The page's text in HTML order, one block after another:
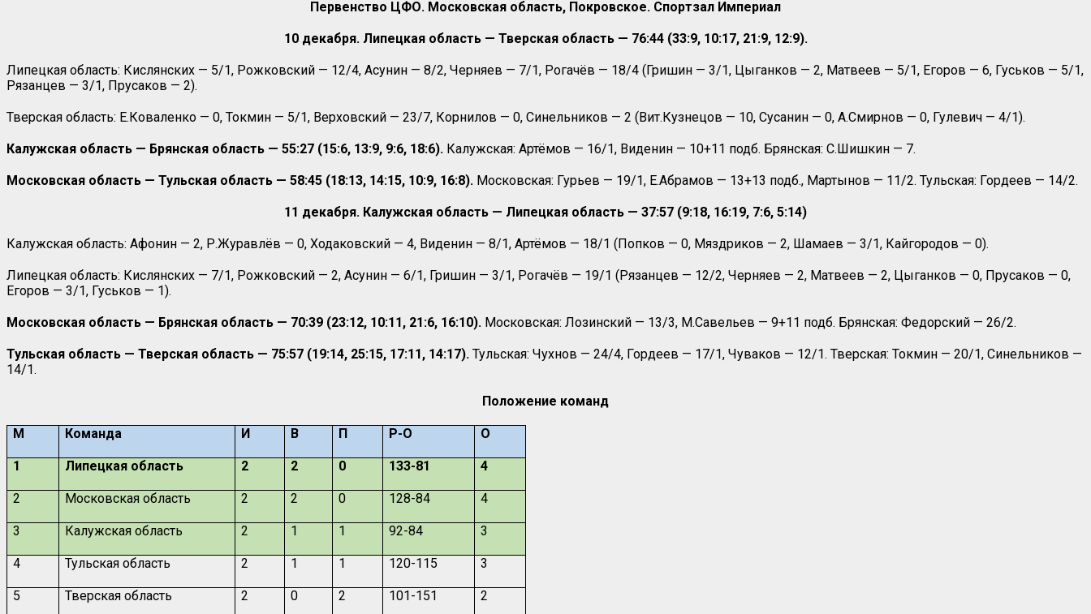
Первенство ЦФО. Московская область, Покровское. Спортзал Империал
10 декабря. Липецкая область — Тверская область — 76:44 (33:9, 10:17, 21:9, 12:9).
Липецкая область: Кислянских — 5/1, Рожковский — 12/4, Асунин — 8/2, Черняев — 7/1, Рогачёв — 18/4 (Гришин — 3/1, Цыганков — 2, Матвеев — 5/1, Егоров — 6, Гуськов — 5/1,
Рязанцев — 3/1, Прусаков — 2).
Тверская область: Е.Коваленко — 0, Токмин — 5/1, Верховский — 23/7, Корнилов — 0, Синельников — 2 (Вит.Кузнецов — 10, Сусанин — 0, А.Смирнов — 0, Гулевич — 4/1).
Калужская область — Брянская область — 55:27 (15:6, 13:9, 9:6, 18:6). Калужская: Артёмов — 16/1, Виденин — 10+11 подб. Брянская: С.Шишкин — 7.
Московская область — Тульская область — 58:45 (18:13, 14:15, 10:9, 16:8). Московская: Гурьев — 19/1, Е.Абрамов — 13+13 подб., Мартынов — 11/2. Тульская: Гордеев — 14/2.
11 декабря. Калужская область — Липецкая область — 37:57 (9:18, 16:19, 7:6, 5:14)
Калужская область: Афонин — 2, Р.Журавлёв — 0, Ходаковский — 4, Виденин — 8/1, Артёмов — 18/1 (Попков — 0, Мяздриков — 2, Шамаев — 3/1, Кайгородов — 0).
Липецкая область: Кислянских — 7/1, Рожковский — 2, Асунин — 6/1, Гришин — 3/1, Рогачёв — 19/1 (Рязанцев — 12/2, Черняев — 2, Матвеев — 2, Цыганков — 0, Прусаков — 0,
Егоров — 3/1, Гуськов — 1).
Московская область — Брянская область — 70:39 (23:12, 10:11, 21:6, 16:10). Московская: Лозинский — 13/3, М.Савельев — 9+11 подб. Брянская: Федорский — 26/2.
Тульская область — Тверская область — 75:57 (19:14, 25:15, 17:11, 14:17). Тульская: Чухнов — 24/4, Гордеев — 17/1, Чуваков — 12/1. Тверская: Токмин — 20/1, Синельников —
14/1.
Положение команд
М Команда И В П Р-О О
1 Липецкая область 2 2 0 133-81 4
2 Московская область 2 2 0 128-84 4
3 Калужская область 2 1 1 92-84 3
4 Тульская область 2 1 1 120-115 3
5 Тверская область 2 0 2 101-151 2